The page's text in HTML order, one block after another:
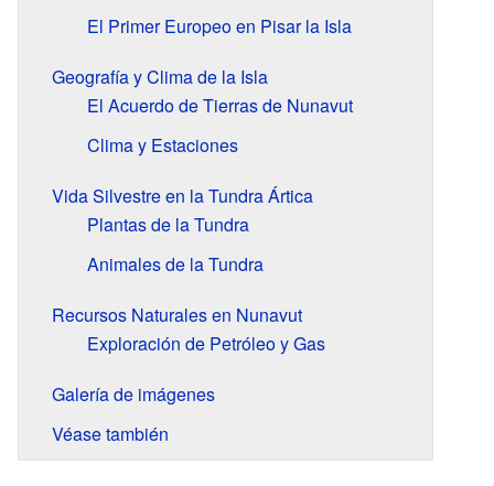
El Primer Europeo en Pisar la Isla
Geografía y Clima de la Isla
El Acuerdo de Tierras de Nunavut
Clima y Estaciones
Vida Silvestre en la Tundra Ártica
Plantas de la Tundra
Animales de la Tundra
Recursos Naturales en Nunavut
Exploración de Petróleo y Gas
Galería de imágenes
Véase también